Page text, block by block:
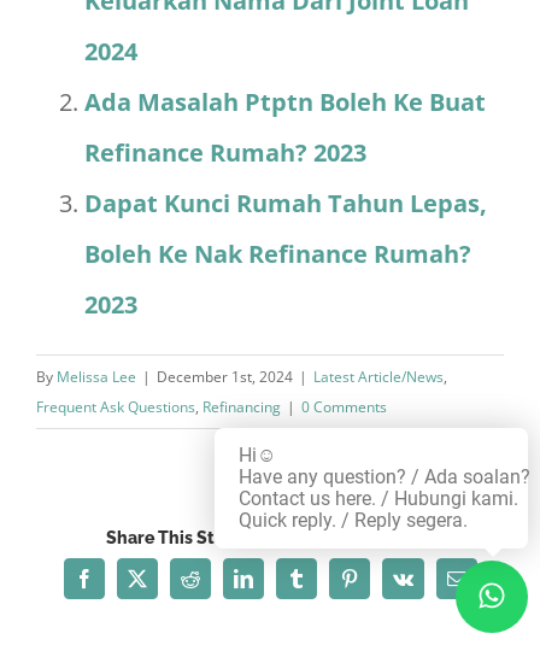
2024
Ada Masalah Ptptn Boleh Ke Buat
Refinance Rumah? 2023
Dapat Kunci Rumah Tahun Lepas,
Boleh Ke Nak Refinance Rumah?
2023
By Melissa Lee | December 1st, 2024 | Latest Article/News,
Frequent Ask Questions, Refinancing | 0 Comments
Share This Story, Choose Your Platform!
Facebook
X RedditLinkedInTumblrPinterest
Vk Email
Hi☺️
Have any question? / Ada soalan?
Contact us here. / Hubungi kami.
Quick reply. / Reply segera.